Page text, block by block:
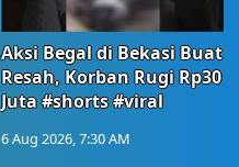
Aksi Begal di Bekasi Buat
Resah, Korban Rugi Rp30
Juta #shorts #viral
6 Aug 2026, 7:30 AM